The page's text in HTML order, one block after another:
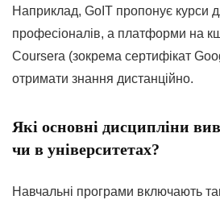
Наприклад, GoIT пропонує курси
професіоналів, а платформи на
Coursera (зокрема сертифікат
отримати знання дистанційно.
Які основні дисципліни
чи в університетах?
Навчальні програми включають